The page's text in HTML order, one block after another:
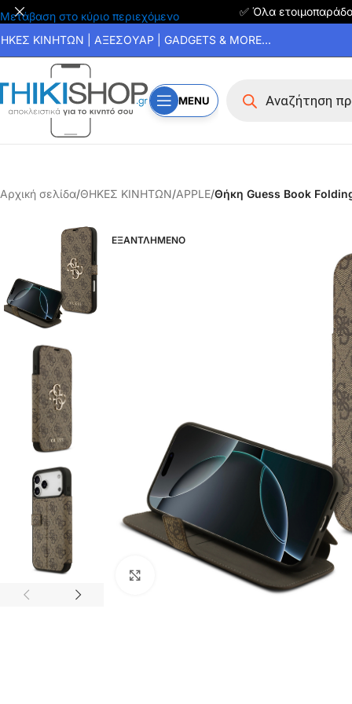
Μετάβαση στο κύριο περιεχόμενο ✅ Όλα
ΚΙΝΗΤΩΝ | ΑΞΕΣΟΥΑΡ | GADGETS & MORE...
MENU
Αρχική σελίδα/ΘΗΚΕΣ ΚΙΝΗΤΩΝ/APPLE/Θήκη Guess Book
ΕΞΑΝΤΛΗΜΕΝΟ
Click to enlarge